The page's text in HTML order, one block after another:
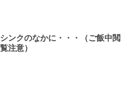
シンクのなかに・・・（ご飯中閲
覧注意）